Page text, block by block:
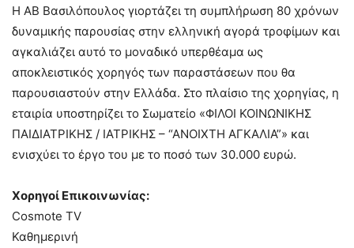
Η ΑΒ Βασιλόπουλος γιορτάζει τη συμπλήρωση 80 χρόνων
δυναμικής παρουσίας στην ελληνική αγορά τροφίμων και
αγκαλιάζει αυτό το μοναδικό υπερθέαμα ως
αποκλειστικός χορηγός των παραστάσεων που θα
παρουσιαστούν στην Ελλάδα. Στο πλαίσιο της χορηγίας, η
εταιρία υποστηρίζει το Σωματείο «ΦΙΛΟΙ ΚΟΙΝΩΝΙΚΗΣ
ΠΑΙΔΙΑΤΡΙΚΗΣ / ΙΑΤΡΙΚΗΣ – “ΑΝΟΙΧΤΗ ΑΓΚΑΛΙΑ”» και
ενισχύει το έργο του με το ποσό των 30.000 ευρώ.
Χορηγοί Επικοινωνίας:
Cosmote TV
Καθημερινή